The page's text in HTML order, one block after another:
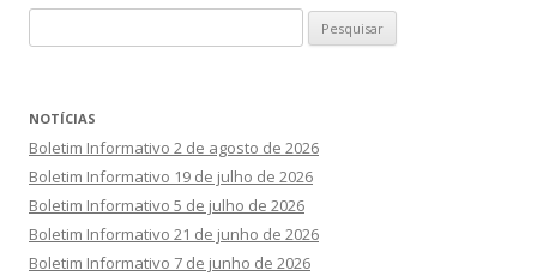
por:
NOTÍCIAS
Boletim Informativo 2 de agosto de 2026
Boletim Informativo 19 de julho de 2026
Boletim Informativo 5 de julho de 2026
Boletim Informativo 21 de junho de 2026
Boletim Informativo 7 de junho de 2026